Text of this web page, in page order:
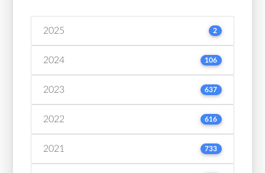
2025 2
2024 106
2023 637
2022 616
2021 733